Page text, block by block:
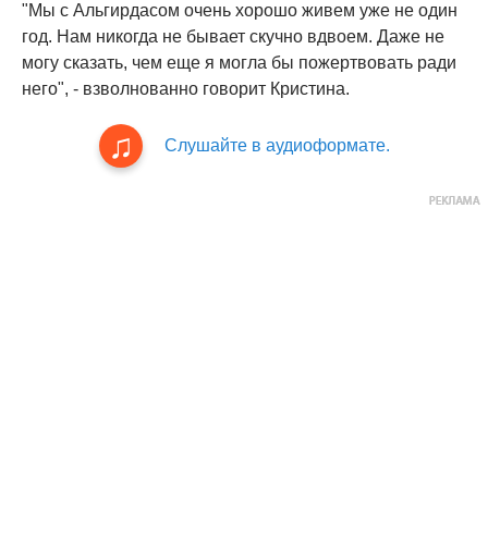
"Мы с Альгирдасом очень хорошо живем уже не один
год. Нам никогда не бывает скучно вдвоем. Даже не
могу сказать, чем еще я могла бы пожертвовать ради
него", - взволнованно говорит Кристина.
Слушайте в аудиоформате.